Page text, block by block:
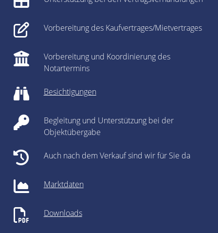
Vorbereitung des Kaufvertrages/Mietvertrages
Vorbereitung und Koordinierung des
Notartermins
Besichtigungen
Begleitung und Unterstützung bei der
Objektübergabe
Auch nach dem Verkauf sind wir für Sie da
Marktdaten
Downloads